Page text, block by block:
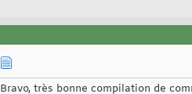
Bravo, très bonne compilation de